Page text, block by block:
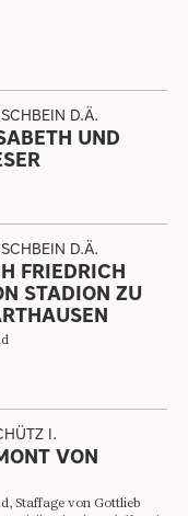
D.Ä.
UND
D.Ä.
FRIEDRICH
STADION ZU
I.
VON
Staffage von Gottlieb